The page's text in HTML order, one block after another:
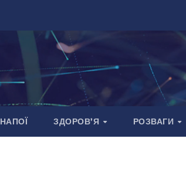
НАПОЇ ЗДОРОВ’Я РОЗВАГИ